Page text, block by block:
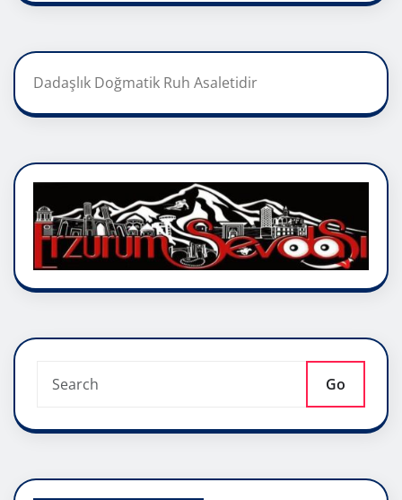
Dadaşlık Doğmatik Ruh Asaletidir
Go